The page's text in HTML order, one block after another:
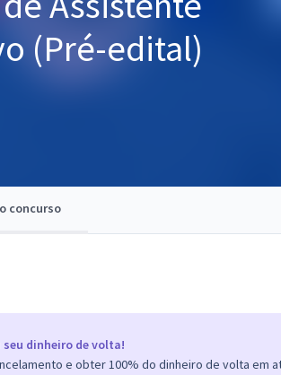
(Pré-edital)
concurso
dinheiro de volta!
e obter 100% do dinheiro de volta em